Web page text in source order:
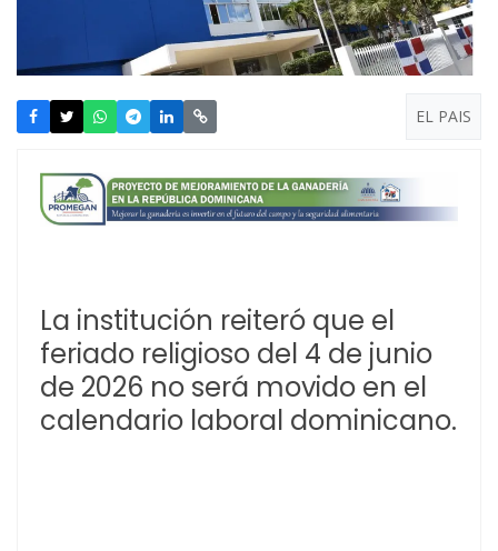
EL PAIS
La institución reiteró que el
feriado religioso del 4 de junio
de 2026 no será movido en el
calendario laboral dominicano.